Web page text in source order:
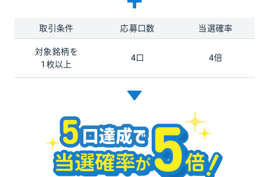
取引条件 応募口数 当選確率
対象銘柄を
1枚以上
4口 4倍